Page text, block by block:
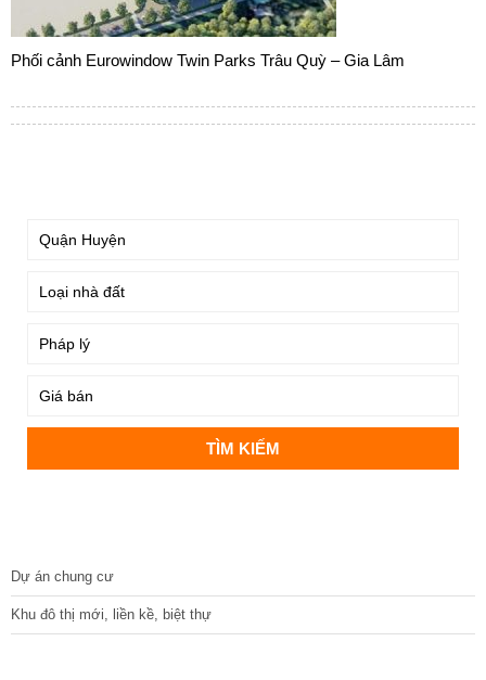
Phối cảnh Eurowindow Twin Parks Trâu Quỳ – Gia Lâm
Dự án chung cư
Khu đô thị mới, liền kề, biệt thự